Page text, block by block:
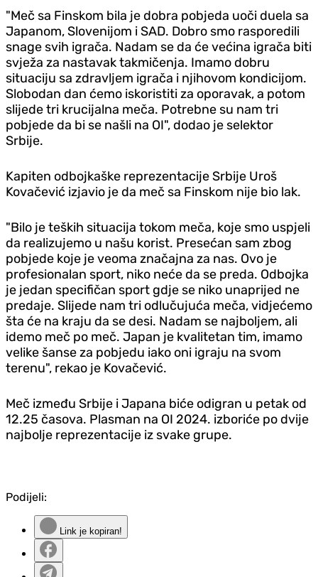
"Meč sa Finskom bila je dobra pobjeda uoči duela sa
Japanom, Slovenijom i SAD. Dobro smo rasporedili
snage svih igrača. Nadam se da će većina igrača biti
svježa za nastavak takmičenja. Imamo dobru
situaciju sa zdravljem igrača i njihovom kondicijom.
Slobodan dan ćemo iskoristiti za oporavak, a potom
slijede tri krucijalna meča. Potrebne su nam tri
pobjede da bi se našli na OI", dodao je selektor
Srbije.
Kapiten odbojkaške reprezentacije Srbije Uroš
Kovačević izjavio je da meč sa Finskom nije bio lak.
"Bilo je teških situacija tokom meča, koje smo uspjeli
da realizujemo u našu korist. Presećan sam zbog
pobjede koje je veoma značajna za nas. Ovo je
profesionalan sport, niko neće da se preda. Odbojka
je jedan specifičan sport gdje se niko unaprijed ne
predaje. Slijede nam tri odlučujuća meča, vidjećemo
šta će na kraju da se desi. Nadam se najboljem, ali
idemo meč po meč. Japan je kvalitetan tim, imamo
velike šanse za pobjedu iako oni igraju na svom
terenu", rekao je Kovačević.
Meč između Srbije i Japana biće odigran u petak od
12.25 časova. Plasman na OI 2024. izboriće po dvije
najbolje reprezentacije iz svake grupe.
Podijeli:
Link je kopiran!